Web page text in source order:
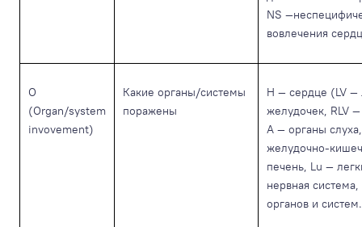
NS
вовлечения
O
(Organ/system
invovement)
Какие органы/системы
поражены
Н — сердце (LV —
желудочек, RLV
A — органы
желудочно-
печень, Lu —
нервная
органов и систем.